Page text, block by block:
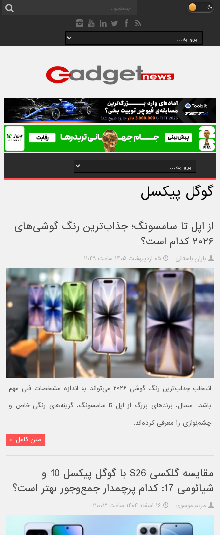
گوگل پیکسل
از اپل تا سامسونگ؛ جذاب‌ترین رنگ گوشی‌های
۲۰۲۶ کدام است؟
باران باستانی ۰۵ اردیبهشت ۱۴۰۵ ساعت ۱۱:۴۹
انتخاب جذاب‌ترین رنگ گوشی ۲۰۲۶ می‌تواند به اندازه مشخصات فنی مهم
باشد. امسال، برندهای بزرگ از اپل تا سامسونگ، گزینه‌های رنگی خاص و
چشم‌نوازی را معرفی کرده‌اند.
متن کامل »
مقایسه گلکسی S26 با گوگل پیکسل 10 و
شیائومی 17: کدام پرچمدار جمع‌وجور بهتر است؟
مریم موسوی ۱۶ اسفند ۱۴۰۴ ساعت ۲۰:۰۳